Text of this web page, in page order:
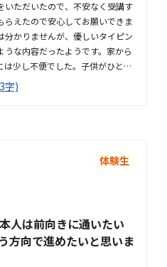
いただいたので、不安なく受講す
えたので安心してお願いできま
分かりませんが、優しいタイピン
な内容だったようです。家から
少し不便でした。子供がひとり
た。明るくきれいで、落ち着く
うにしてくださったようで、先
字)
体験生
人は前向きに通いたい
方向で進めたいと思いま